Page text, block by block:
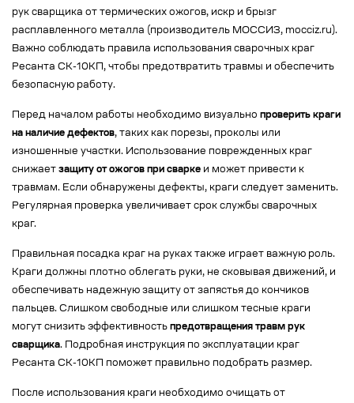
рук сварщика от термических ожогов, искр и брызг
расплавленного металла (производитель МОССИЗ, mocciz.ru).
Важно соблюдать правила использования сварочных краг
Ресанта СК-10КП, чтобы предотвратить травмы и обеспечить
безопасную работу.
Перед началом работы необходимо визуально проверить краги
на наличие дефектов, таких как порезы, проколы или
изношенные участки. Использование поврежденных краг
снижает защиту от ожогов при сварке и может привести к
травмам. Если обнаружены дефекты, краги следует заменить.
Регулярная проверка увеличивает срок службы сварочных
краг.
Правильная посадка краг на руках также играет важную роль.
Краги должны плотно облегать руки, не сковывая движений, и
обеспечивать надежную защиту от запястья до кончиков
пальцев. Слишком свободные или слишком тесные краги
могут снизить эффективность предотвращения травм рук
сварщика. Подробная инструкция по эксплуатации краг
Ресанта СК-10КП поможет правильно подобрать размер.
После использования краги необходимо очищать от